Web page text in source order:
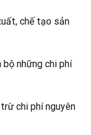
chế tạo sản
bộ những chi phí
chi phí nguyên